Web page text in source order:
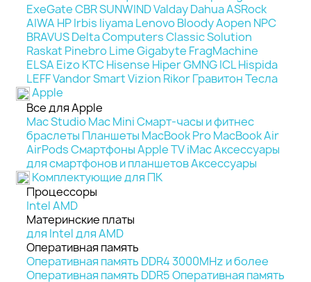
ExeGateCBRSUNWINDValdayDahuaASRock
AIWA HPIrbis IiyamaLenovoBloodyAopen NPC
BRAVUSDelta ComputersClassic Solution
Raskat PinebroLimeGigabyte FragMachine
ELSA EizoKTCHisense HiperGMNGICLHispida
LEFFVandorSmart Vizion RikorГравитонТесла
Apple
Все для Apple
Mac StudioMac MiniСмарт-часы и фитнес
браслеты Планшеты MacBook ProMacBook Air
AirPodsСмартфоныApple TViMacАксессуары
для смартфонов и планшетовАксессуары
Комплектующие для ПК
Процессоры
IntelAMD
Материнские платы
для Intelдля AMD
Оперативная память
Оперативная память DDR4 3000MHz и более
Оперативная память DDR5Оперативная память